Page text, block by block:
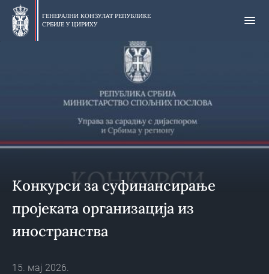
Прескочи
главни
део
ГЕНЕРАЛНИ КОНЗУЛАТ РЕПУБЛИКЕ
СРБИЈЕ У ЦИРИХУ
Конкурси за суфинансирање
пројеката организација из
иностранства
15. мај 2026.